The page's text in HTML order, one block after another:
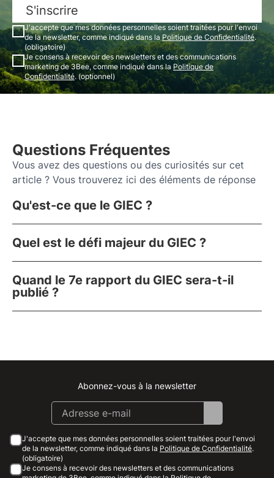
S'inscrire
J'accepte que mes données personnelles soient traitées pour l'envoi
de la newsletter, comme indiqué dans la Politique de Confidentialité.
(obligatoire)
Je consens à recevoir des newsletters et des communications
marketing de 3Bee, comme indiqué dans la Politique de
Confidentialité. (optionnel)
Questions Fréquentes
Vous avez des questions ou des curiosités sur cet
article ? Vous trouverez ici des éléments de réponse
Qu'est-ce que le GIEC ?
Quel est le défi majeur du GIEC ?
Quand le 7e rapport du GIEC sera-t-il
publié ?
Instagram
Facebook
Linkedin
Youtube
Abonnez-vous à la newsletter
J'accepte que mes données personnelles soient traitées pour l'envoi
de la newsletter, comme indiqué dans la Politique de Confidentialité.
(obligatoire)
Je consens à recevoir des newsletters et des communications